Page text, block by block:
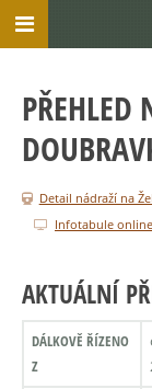
PŘEHLED
Detail nádraží na
Infotabule online
AKTUÁLNÍ
DÁLKOVĚ ŘÍZENO
Z